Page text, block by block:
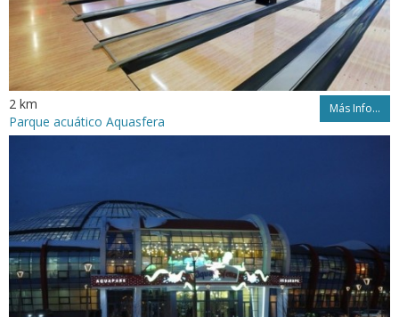
2 km Más Info...
Parque acuático Aquasfera